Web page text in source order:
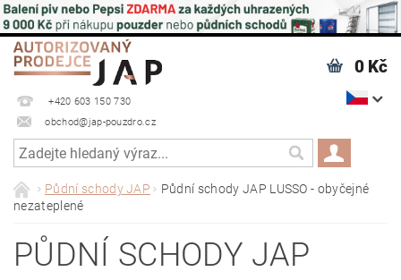
+420 603 150 730
obchod@jap-pouzdro.cz
0 Kč
Půdní schody JAP
Půdní schody JAP LUSSO - obyčejné
nezateplené
PŮDNÍ SCHODY JAP